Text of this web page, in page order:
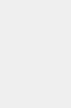
Benevo je
življenja in
Od leta